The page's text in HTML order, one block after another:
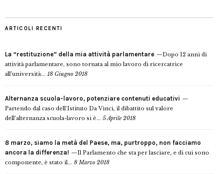
ARTICOLI RECENTI
La “restituzione” della mia attività parlamentare
Dopo 12 anni di
attività parlamentare, sono tornata al mio lavoro di ricercatrice
all’università... 18 Giugno 2018
Alternanza scuola-lavoro, potenziare contenuti educativi
Partendo dal caso dell’Istituto Da Vinci, il dibattito sul valore
dell’alternanza scuola-lavoro si è... 5 Aprile 2018
8 marzo, siamo la metà del Paese, ma, purtroppo, non facciamo
ancora la differenza!
Il Parlamento che sta per lasciare, e di cui sono
componente, è stato il... 8 Marzo 2018